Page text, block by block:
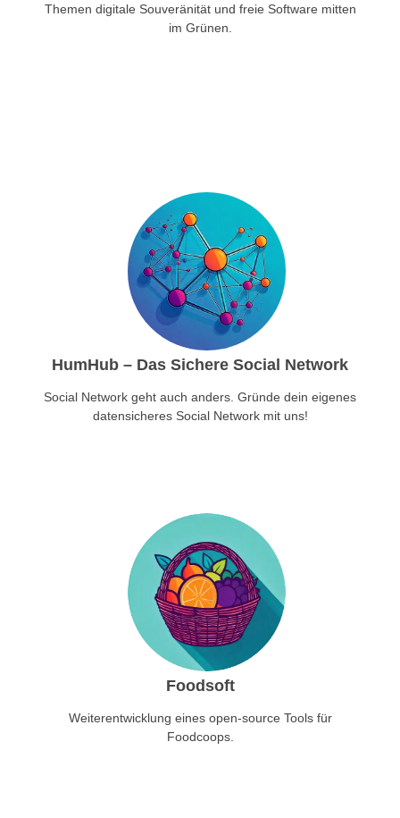
Themen digitale Souveränität und freie Software mitten
im Grünen.
HumHub – Das Sichere Social Network
Social Network geht auch anders. Gründe dein eigenes
datensicheres Social Network mit uns!
Foodsoft
Weiterentwicklung eines open-source Tools für
Foodcoops.